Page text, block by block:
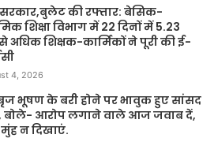
की रफ्तार: बेसिक-
शिक्षा विभाग में 22 दिनों में 5.23
अधिक शिक्षक-कार्मिकों ने पूरी की ई-
4, 2026
भूषण के बरी होने पर भावुक हुए सांसद
आरोप लगाने वाले आज जवाब दें,
न दिखाएं.